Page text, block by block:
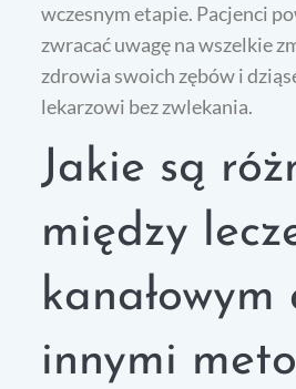
wczesnym etapie. Pacjenci
zwracać uwagę na wszelkie
zdrowia swoich zębów i
lekarzowi bez zwlekania.
Jakie są
między
kanałowym
innymi